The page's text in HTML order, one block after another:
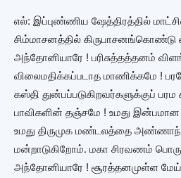
எல்: இப்புண்ணிய ஷேத்திரத்தில்
சிம்மாசனத்தில் கிருபாசனங்கொண்டு
அந்தோனியாரே ! பரிசுத்தத்தனம்
விலைமதிக்கப்படாத மாணிக்கமே !
கஸ்தி துன்பப்படுகிறவர்களுக்குப்
பாவிகளின் தஞ்சமே ! உமது
உமது திருமுக மண்டலத்தை
மன்றாடுகிறோம். மகா சிரவணம்
அந்தோனியாரே ! சூரத்தனமுள்ள